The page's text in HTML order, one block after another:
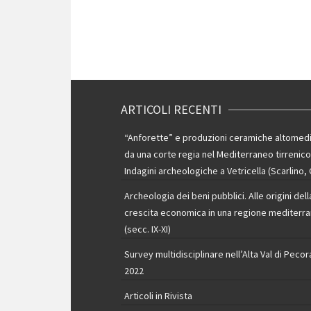
ARTICOLI RECENTI
“Anforette” e produzioni ceramiche
da una corte regia nel Mediterraneo
Indagini archeologiche a Vetricella (Scarlino,
Archeologia dei beni pubblici. Alle origini
crescita economica in una regione
(secc. IX-XI)
Survey multidisciplinare nell’Alta Val di
2022
Articoli in Rivista